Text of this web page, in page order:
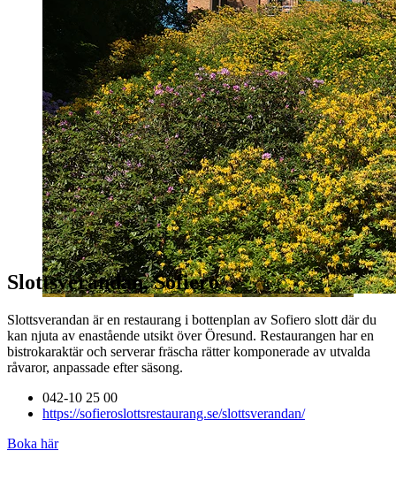
Slottsverandan,Sofiero
Slottsverandan är en restaurang i bottenplan av Sofiero slott där du
kan njuta av enastående utsikt över Öresund. Restaurangen har en
bistrokaraktär och serverar fräscha rätter komponerade av utvalda
råvaror, anpassade efter säsong.
042-10 25 00
https://sofieroslottsrestaurang.se/slottsverandan/
Boka här